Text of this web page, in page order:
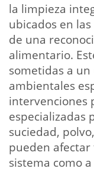
la limpieza
ubicados en
de una
alimentario.
sometidas a
ambientales
intervenciones
especializadas
suciedad,
pueden
sistema como